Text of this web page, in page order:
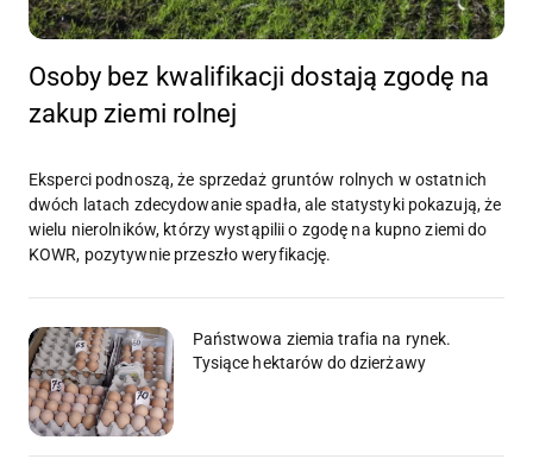
Osoby bez kwalifikacji dostają zgodę na
zakup ziemi rolnej
Eksperci podnoszą, że sprzedaż gruntów rolnych w ostatnich
dwóch latach zdecydowanie spadła, ale statystyki pokazują, że
wielu nierolników, którzy wystąpilii o zgodę na kupno ziemi do
KOWR, pozytywnie przeszło weryfikację.
Państwowa ziemia trafia na rynek.
Tysiące hektarów do dzierżawy